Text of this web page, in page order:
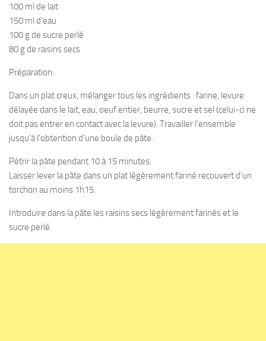
100 ml de lait
150 ml d’eau
100 g de sucre perlé
80 g de raisins secs
Préparation:
Dans un plat creux, mélanger tous les ingrédients : farine, levure
délayée dans le lait, eau, oeuf entier, beurre, sucre et sel (celui-ci ne
doit pas entrer en contact avec la levure). Travailler l’ensemble
jusqu’à l’obtention d’une boule de pâte.
Pétrir la pâte pendant 10 à 15 minutes.
Laisser lever la pâte dans un plat légèrement fariné recouvert d’un
torchon au moins 1h15.
Introduire dans la pâte les raisins secs légèrement farinés et le
sucre perlé.